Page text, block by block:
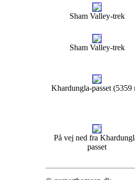
Sham Valley-trek
Sham Valley-trek
Khardungla-passet (5359
På vej ned fra
passet